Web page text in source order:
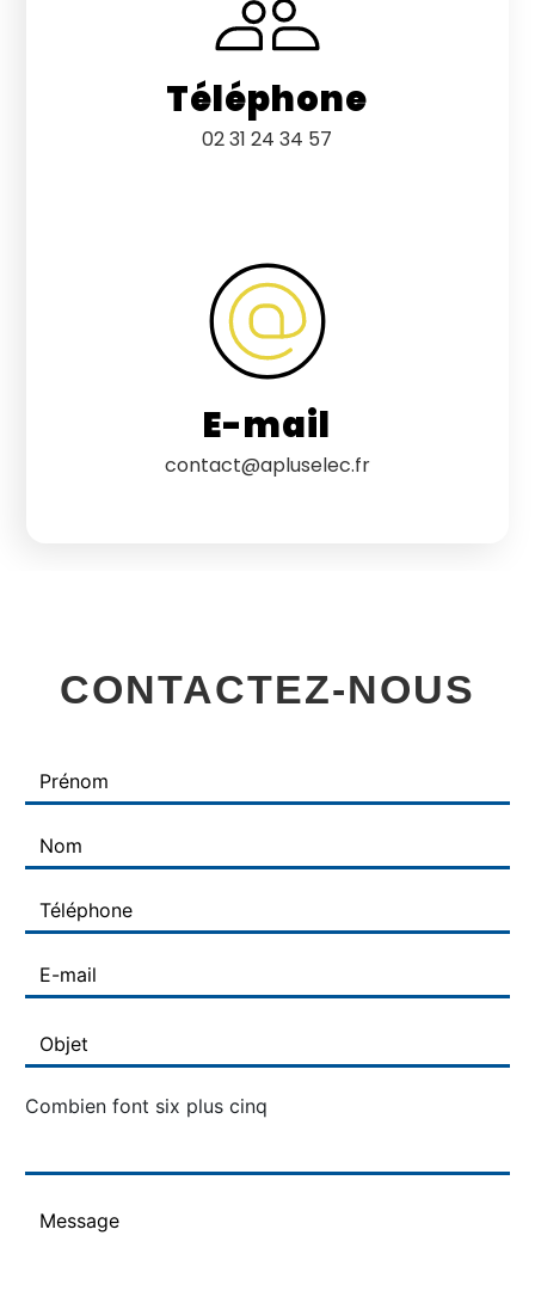
Téléphone
02 31 24 34 57
E-mail
contact@apluselec.fr
CONTACTEZ-NOUS
Combien font six plus cinq